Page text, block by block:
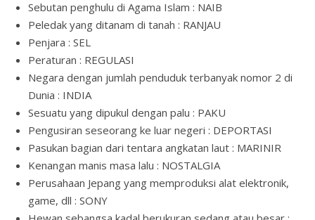
Sebutan penghulu di Agama Islam : NAIB
Peledak yang ditanam di tanah : RANJAU
Penjara : SEL
Peraturan : REGULASI
Negara dengan jumlah penduduk terbanyak nomor 2 di
Dunia : INDIA
Sesuatu yang dipukul dengan palu : PAKU
Pengusiran seseorang ke luar negeri : DEPORTASI
Pasukan bagian dari tentara angkatan laut : MARINIR
Kenangan manis masa lalu : NOSTALGIA
Perusahaan Jepang yang memproduksi alat elektronik,
game, dll : SONY